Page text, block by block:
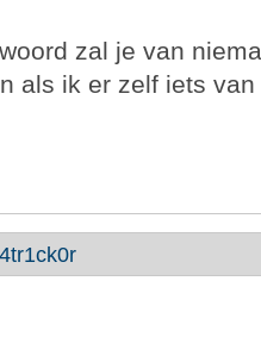
zal je van
als ik er zelf iets